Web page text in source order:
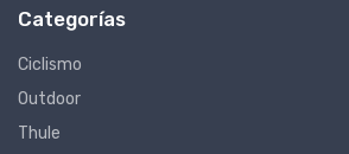
Categorías
Ciclismo
Outdoor
Thule